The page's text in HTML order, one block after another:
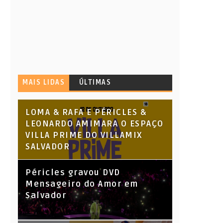
MAIS LIDAS ÚLTIMAS
LOMA & RAFA E PÉRICLES &
LEONARDO AMIMARA O ESPAÇO
VILLA PRIME DO VILLAMIX
SALVADOR
Péricles gravou DVD
Mensageiro do Amor em
Salvador